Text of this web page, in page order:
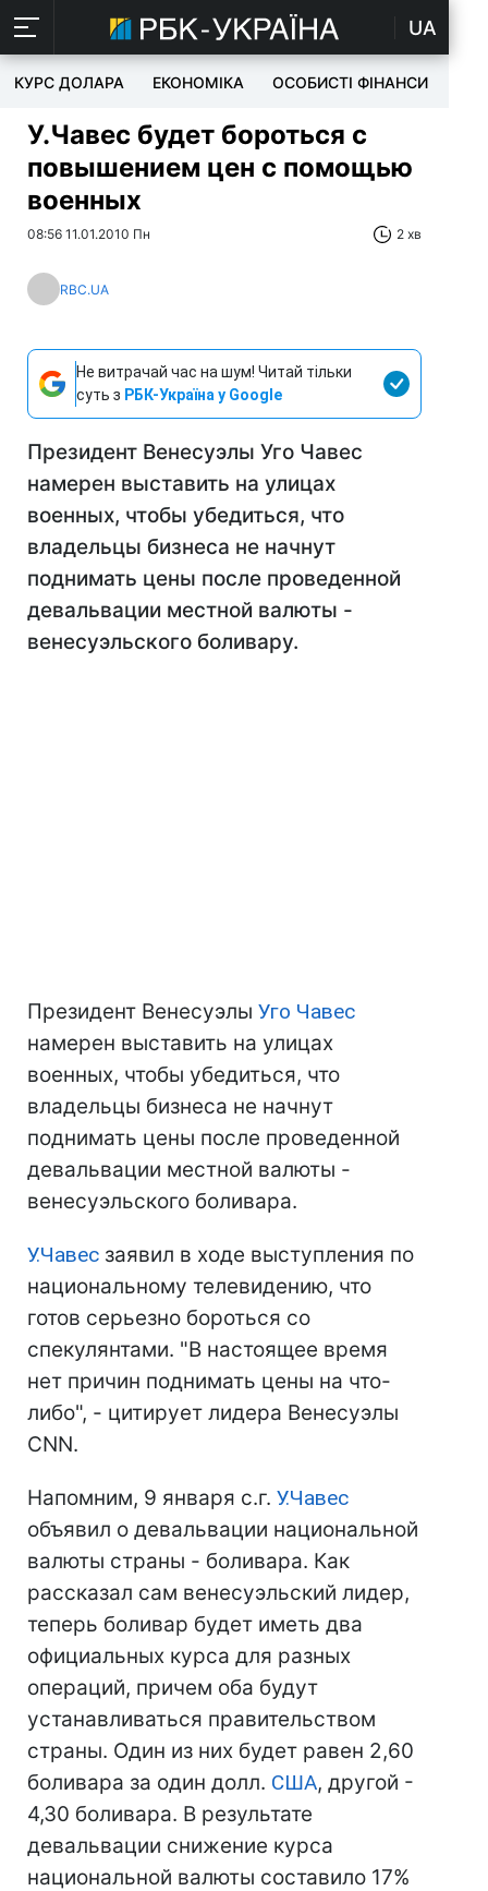
UA
КУРС ДОЛАРА ЕКОНОМІКА ОСОБИСТІ ФІНАНСИ
У.Чавес будет бороться с
повышением цен с помощью
военных
08:56 11.01.2010 Пн 2 хв
RBC.UA
Не витрачай час на шум! Читай тільки
суть з РБК-Україна у Google
Президент Венесуэлы Уго Чавес
намерен выставить на улицах
военных, чтобы убедиться, что
владельцы бизнеса не начнут
поднимать цены после проведенной
девальвации местной валюты -
венесуэльского боливару.
Президент Венесуэлы Уго Чавес
намерен выставить на улицах
военных, чтобы убедиться, что
владельцы бизнеса не начнут
поднимать цены после проведенной
девальвации местной валюты -
венесуэльского боливара.
У.Чавес заявил в ходе выступления по
национальному телевидению, что
готов серьезно бороться со
спекулянтами. "В настоящее время
нет причин поднимать цены на что-
либо", - цитирует лидера Венесуэлы
CNN.
Напомним, 9 января с.г. У.Чавес
объявил о девальвации национальной
валюты страны - боливара. Как
рассказал сам венесуэльский лидер,
теперь боливар будет иметь два
официальных курса для разных
операций, причем оба будут
устанавливаться правительством
страны. Один из них будет равен 2,60
боливара за один долл. США, другой -
4,30 боливара. В результате
девальвации снижение курса
национальной валюты составило 17%